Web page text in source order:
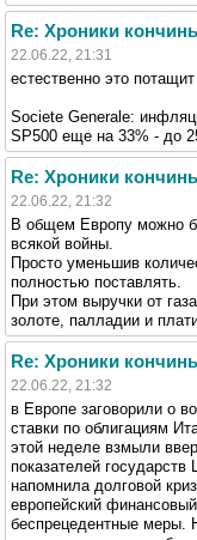
Re: Хроники
22.06.22, 21:31
естественно это
Societe Generale:
SP500 еще на 33% - до
Re: Хроники
22.06.22, 21:32
В общем Европу можно
всякой войны.
Просто уменьшив
полностью поставлять.
При этом выручки от
золоте, палладии и
Re: Хроники
22.06.22, 21:32
в Европе заговорили о
ставки по облигациям
этой неделе взмыли
показателей
напомнила долговой
европейский
беспрецедентные меры.